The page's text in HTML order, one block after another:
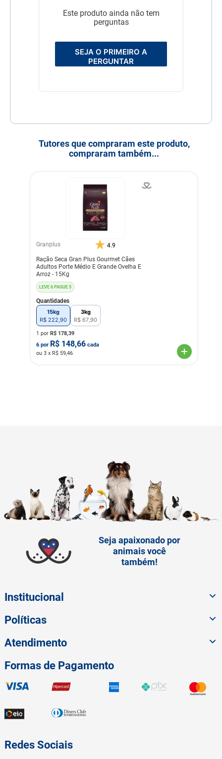
Este produto ainda não tem
perguntas
SEJA O PRIMEIRO A
PERGUNTAR
Tutores que compraram este produto,
compraram também...
Granplus 4.9
Ração Seca Gran Plus Gourmet Cães
Adultos Porte Médio E Grande Ovelha E
Arroz - 15Kg
LEVE 6 PAGUE 5
Quantidades
15kg
R$ 222,90
3kg
R$ 67,90
1 por R$ 178,39
6 por R$ 148,66 cada
ou 3 x R$ 59,46
Seja apaixonado por
animais você
também!
Institucional
Políticas
Atendimento
Redes Sociais
Formas de Pagamento